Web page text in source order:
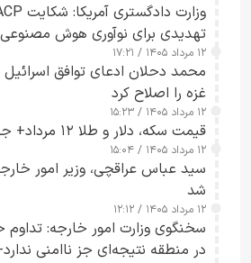
تهدیدی برای نوآوری هوش
۱۲ مرداد ۱۴۰۵ / ۱۷:۲۱
محمد دحلان ادعای توافق
غزه را اصلاح کرد
۱۲ مرداد ۱۴۰۵ / ۱۵:۲۳
قیمت سکه، دلار و طلا ۱۲ مرداد+ جدول
۱۲ مرداد ۱۴۰۵ / ۱۵:۰۴
سید عباس عراقچی، وزیر امور
شد
۱۲ مرداد ۱۴۰۵ / ۱۲:۱۲
سخنگوی وزارت امور خارجه: تداوم
در منطقه نتیجه‌ای جز ناامنی